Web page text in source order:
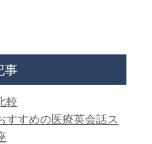
事
較
すすめの医療英会話ス